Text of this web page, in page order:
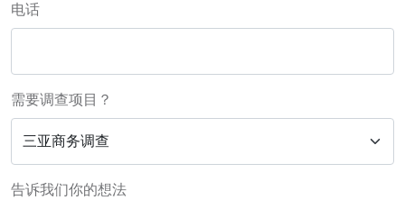
电话
需要调查项目？
告诉我们你的想法